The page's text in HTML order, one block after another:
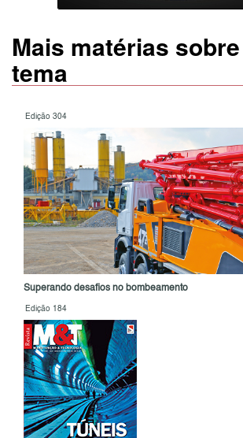
Mais matérias
tema
Edição 304
Superando desafios no bombeamento
Edição 184